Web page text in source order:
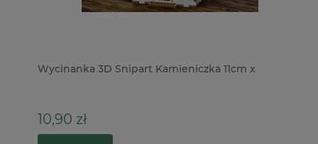
Wycinanka 3D Snipart Kamieniczka 11cm x
10,90 zł